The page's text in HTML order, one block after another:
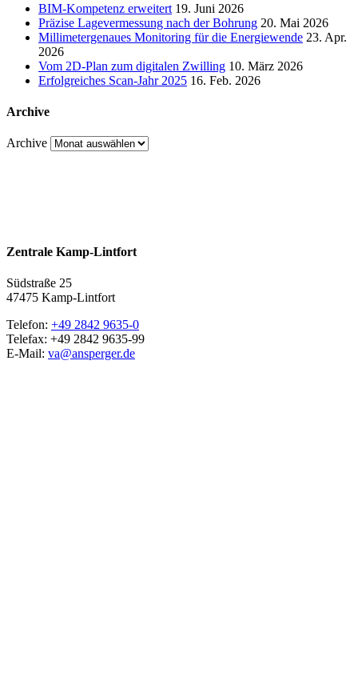
BIM-Kompetenz erweitert 19. Juni 2026
Präzise Lagevermessung nach der Bohrung 20. Mai 2026
Millimetergenaues Monitoring für die Energiewende 23. Apr.
2026
Vom 2D-Plan zum digitalen Zwilling 10. März 2026
Erfolgreiches Scan-Jahr 2025 16. Feb. 2026
Archive
Archive
Zentrale Kamp-Lintfort
Südstraße 25
47475 Kamp-Lintfort
Telefon: +49 2842 9635-0
Telefax: +49 2842 9635-99
E-Mail: va@ansperger.de